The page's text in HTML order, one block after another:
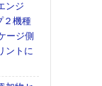
ンジ
２機種
ージ側
ントに